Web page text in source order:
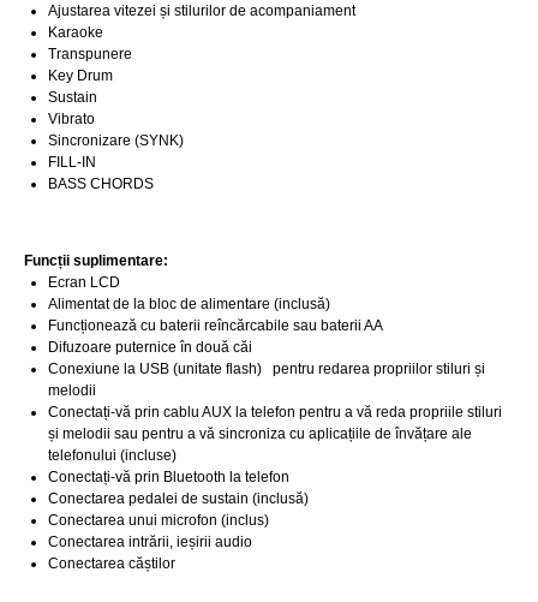
Ajustarea vitezei și stilurilor de acompaniament
Karaoke
Transpunere
Key Drum
Sustain
Vibrato
Sincronizare (SYNK)
FILL-IN
BASS CHORDS
Funcții suplimentare:
Ecran LCD
Alimentat de la bloc de alimentare (inclusă)
Funcționează cu baterii reîncărcabile sau baterii AA
Difuzoare puternice în două căi
Conexiune la USB (unitate flash) pentru redarea propriilor stiluri și
melodii
Conectați-vă prin cablu AUX la telefon pentru a vă reda propriile stiluri
și melodii sau pentru a vă sincroniza cu aplicațiile de învățare ale
telefonului (incluse)
Conectați-vă prin Bluetooth la telefon
Conectarea pedalei de sustain (inclusă)
Conectarea unui microfon (inclus)
Conectarea intrării, ieșirii audio
Conectarea căștilor